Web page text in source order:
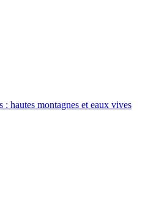
hautes montagnes et eaux vives